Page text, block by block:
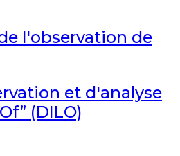
l'observation de
et d'analyse
(DILO)